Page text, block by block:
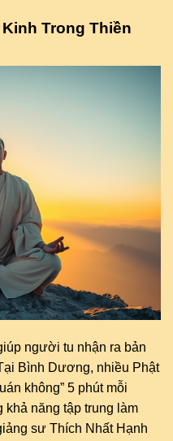
Trong Thiền
người tu nhận ra bản
Bình Dương, nhiều Phật
không” 5 phút mỗi
khả năng tập trung làm
sư Thích Nhất Hạnh